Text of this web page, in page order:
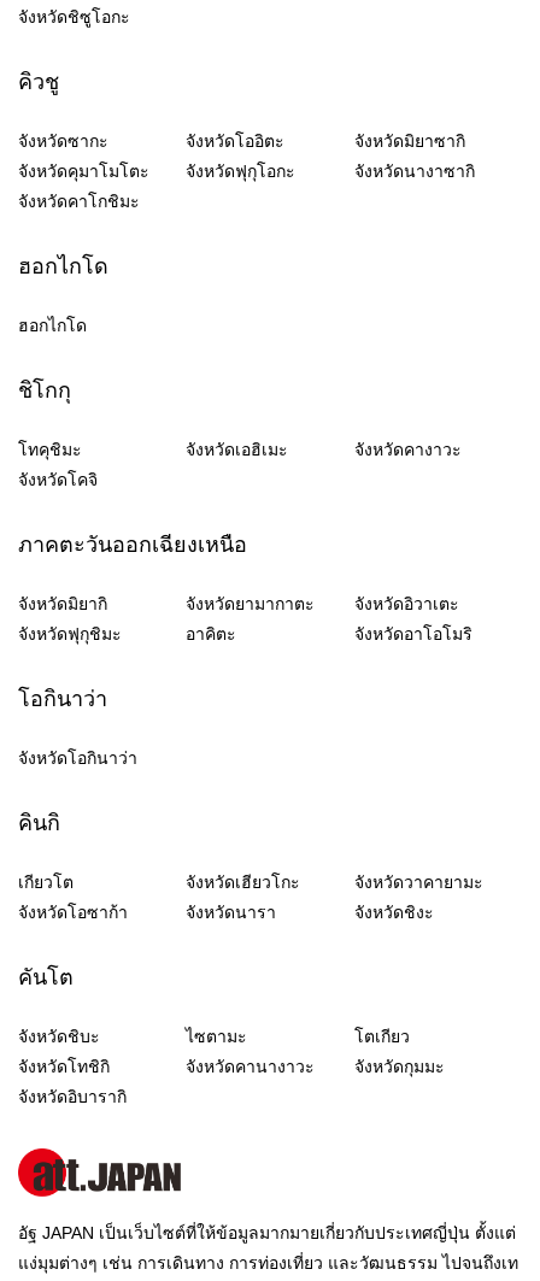
จังหวัดชิซูโอกะ
คิวชู
จังหวัดซากะ จังหวัดโออิตะ
จังหวัดมิยาซากิ
จังหวัดคุมาโมโตะ
จังหวัดฟุกุโอกะ
จังหวัดนางาซากิ
จังหวัดคาโกชิมะ
ฮอกไกโด
ฮอกไกโด
ชิโกกุ
โทคุชิมะ จังหวัดเอฮิเมะ
จังหวัดคางาวะ
จังหวัดโคจิ
ภาคตะวันออกเฉียงเหนือ
จังหวัดมิยากิ จังหวัดยามากาตะ
จังหวัดอิวาเตะ
จังหวัดฟุกุชิมะ
อาคิตะ จังหวัดอาโอโมริ
โอกินาว่า
จังหวัดโอกินาว่า
คินกิ
เกียวโต จังหวัดเฮียวโกะ
จังหวัดวาคายามะ
จังหวัดโอซาก้า
จังหวัดนารา จังหวัดชิงะ
คันโต
จังหวัดชิบะ ไซตามะ
โตเกียว
จังหวัดโทชิกิ
จังหวัดคานางาวะ
จังหวัดกุมมะ
จังหวัดอิบารากิ
อัฐ JAPAN เป็นเว็บไซต์ที่ให้ข้อมูลมากมายเกี่ยวกับประเทศญี่ปุ่น ตั้งแต่
แง่มุมต่างๆ เช่น การเดินทาง การท่องเที่ยว และวัฒนธรรม ไปจนถึงเท